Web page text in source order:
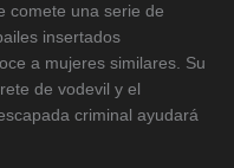
comete una serie de
insertados
a mujeres similares. Su
de vodevil y el
criminal ayudará